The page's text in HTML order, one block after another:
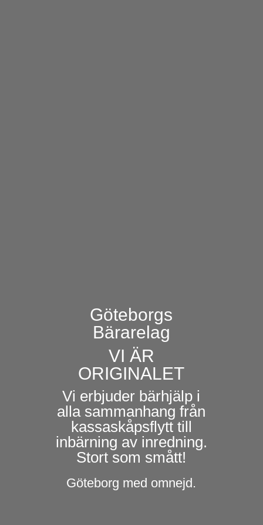
Göteborgs
Bärarelag
VI ÄR
ORIGINALET
Vi erbjuder bärhjälp i
alla sammanhang från
kassaskåpsflytt till
inbärning av inredning.
Stort som smått!
Göteborg med omnejd.